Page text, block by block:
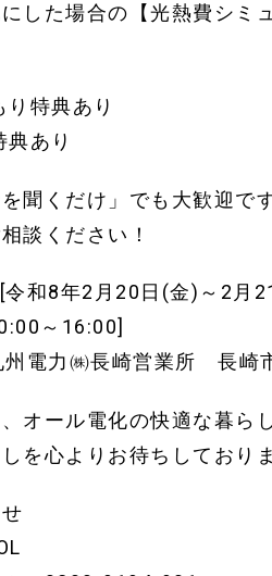
した場合の【光熱費シミ
り特典あり
典あり
聞くだけ」でも大歓迎で
談ください！
令和8年2月20日(金)～2月
～16:00]
州電力㈱長崎営業所 長崎
オール電化の快適な暮ら
を心よりお待ちしており